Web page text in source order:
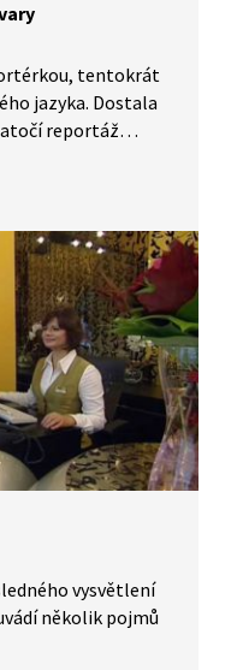
tentokrát
jazyka. Dostala
reportáž
profesní
se používají vždy
Ukáže také,
nářečími stírají.
vysvětlení
několik pojmů